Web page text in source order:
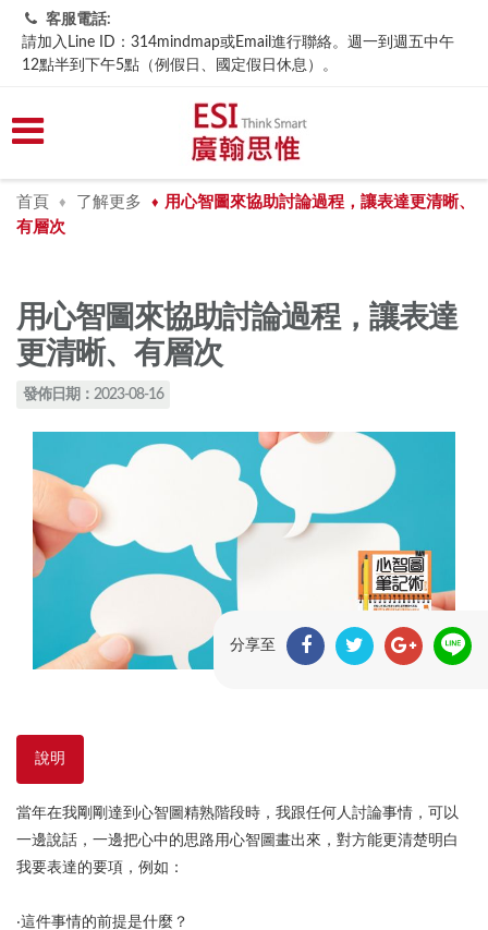
客服電話:
請加入Line ID：314mindmap或Email進行聯絡。週一到週五中午
12點半到下午5點（例假日、國定假日休息）。
首頁 ♦ 了解更多 ♦ ​用心智圖來協助討論過程，讓表達更清晰、
有層次
​用心智圖來協助討論過程，讓表達
更清晰、有層次
發佈日期：2023-08-16
分享至
說明
當年在我剛剛達到心智圖精熟階段時，我跟任何人討論事情，可以
一邊說話，一邊把心中的思路用心智圖畫出來，對方能更清楚明白
我要表達的要項，例如：
‧這件事情的前提是什麼？